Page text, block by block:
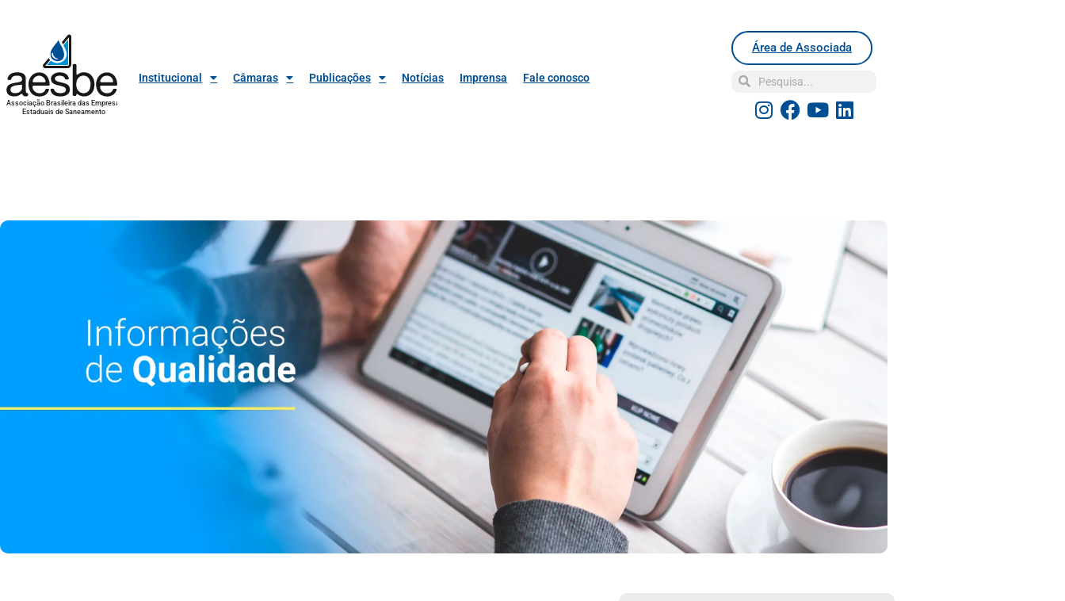
Associação Brasileira das Empresas
Estaduais de Saneamento
Institucional Câmaras Publicações Notícias Imprensa Fale conosco
Área de Associada